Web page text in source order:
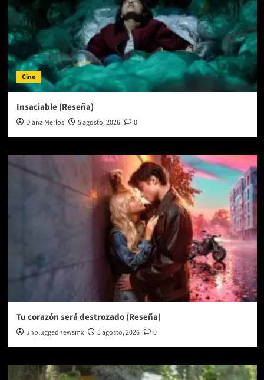
Cine
Insaciable (Reseña)
Diana Merlos 5 agosto, 2026 0
Tu corazón será destrozado (Reseña)
unpluggednewsmx 5 agosto, 2026 0